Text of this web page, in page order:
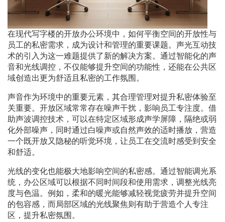
在现代写字楼的开放办公环境中，如何平衡空间的开放性与
员工的私密需求，成为设计和管理的重要课题。声光互动技
术的引入为这一难题提供了新的解决方案。通过智能化的声
音和光线调控，不仅能够提升空间的功能性，还能在公共区
域创造出更为舒适且私密的工作氛围。
声音作为环境中的重要元素，其合理管理对提升私密体验至
关重要。开放区域常常存在噪声干扰，影响员工专注度。借
助声波调控技术，可以在特定区域形成声学屏障，隔绝或弱
化外部噪声，同时通过白噪声或自然声效的适时播放，营造
一个既开放又隐秘的听觉环境，让员工在交流时感受到安全
和舒适。
光线的变化也能极大地影响空间的私密感。通过智能调光系
统，办公区域可以根据不同时间段和使用需求，调整光线亮
度与色温。例如，柔和的暖光能够减轻视觉疲劳并提升空间
的包容感，而局部区域的光线聚焦则有助于营造个人专注
区，提升私密氛围。